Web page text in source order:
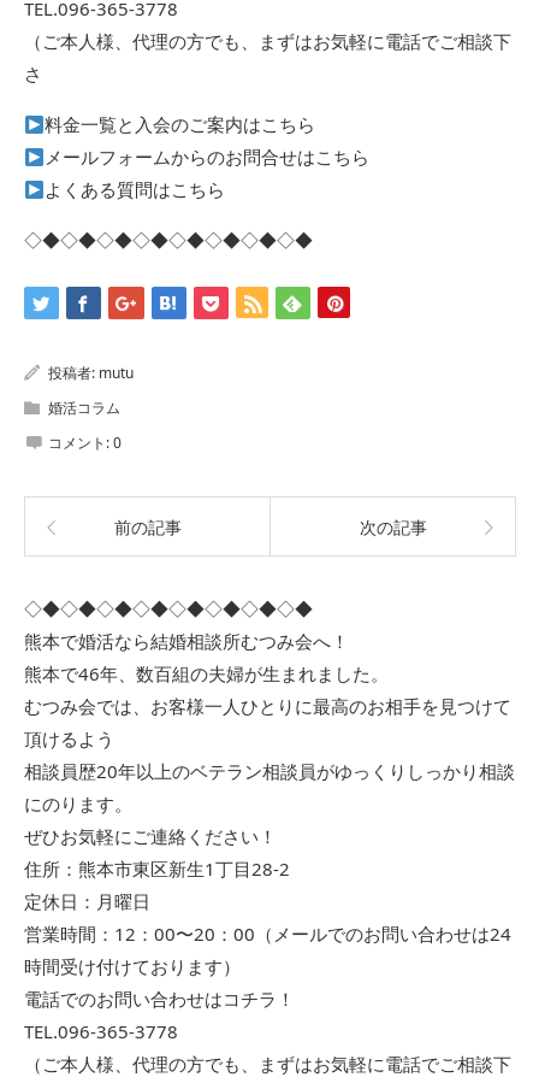
TEL.096-365-3778
（ご本人様、代理の方でも、まずはお気軽に電話でご相談下
さ
料金一覧と入会のご案内はこちら
メールフォームからのお問合せはこちら
よくある質問はこちら
◇◆◇◆◇◆◇◆◇◆◇◆◇◆◇◆
投稿者: mutu
婚活コラム
コメント:0
前の記事 次の記事
◇◆◇◆◇◆◇◆◇◆◇◆◇◆◇◆
熊本で婚活なら結婚相談所むつみ会へ！
熊本で46年、数百組の夫婦が生まれました。
むつみ会では、お客様一人ひとりに最高のお相手を見つけて
頂けるよう
相談員歴20年以上のベテラン相談員がゆっくりしっかり相談
にのります。
ぜひお気軽にご連絡ください！
住所：熊本市東区新生1丁目28-2
定休日：月曜日
営業時間：12：00〜20：00（メールでのお問い合わせは24
時間受け付けております）
電話でのお問い合わせはコチラ！
TEL.096-365-3778
（ご本人様、代理の方でも、まずはお気軽に電話でご相談下